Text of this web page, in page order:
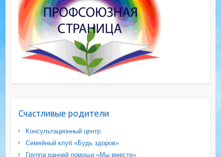
Счастливые родители
Консультационный центр
Семейный клуб «Будь здоров»
Группа ранней помощи «Мы вместе»